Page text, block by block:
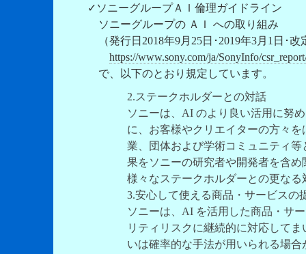
✓ソニーグループＡＩ倫理ガイドライン
ソニーグループの ＡＩ への取り組み
（発行日2018年9月25日･2019年3月1日･改
https://www.sony.com/ja/SonyInfo/
で、以下のとおり規定しています。
2.ステークホルダーとの対話
ソニーは、AI のより良い活用に努
に、お客様やクリエイターの方々
業、団体および学術コミュニティ
果をソニーの研究者や開発者を含
様々なステークホルダーとの更な
3.安心して使える商品・サービスの
ソニーは、AI を活用した商品・サ
リティリスクに継続的に対応して
いは確率的な手法が用いられる場